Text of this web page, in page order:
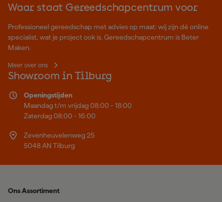
Waar staat Gereedschapcentrum voor
Professioneel gereedschap met advies op maat: wij zijn dé online
specialist, wat je project ook is. Gereedschapcentrum is Beter
Maken.
Meer over ons
Showroom in Tilburg
Openingstijden
Maandag t/m vrijdag 08:00 - 18:00
Zaterdag 08:00 - 16:00
Zevenheuvelenweg 25
5048 AN Tilburg
Ons Assortiment